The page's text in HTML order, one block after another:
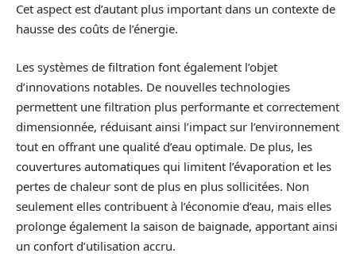
Cet aspect est d’autant plus important dans un contexte de
hausse des coûts de l’énergie.
Les systèmes de filtration font également l’objet
d’innovations notables. De nouvelles technologies
permettent une filtration plus performante et correctement
dimensionnée, réduisant ainsi l’impact sur l’environnement
tout en offrant une qualité d’eau optimale. De plus, les
couvertures automatiques qui limitent l’évaporation et les
pertes de chaleur sont de plus en plus sollicitées. Non
seulement elles contribuent à l’économie d’eau, mais elles
prolonge également la saison de baignade, apportant ainsi
un confort d’utilisation accru.